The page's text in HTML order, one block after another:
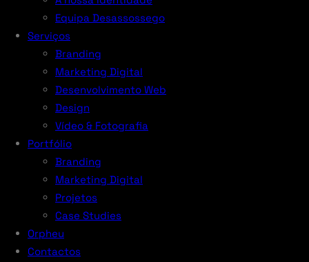
Equipa Desassossego
Serviços
Branding
Marketing Digital
Desenvolvimento Web
Design
Vídeo & Fotografia
Portfólio
Branding
Marketing Digital
Projetos
Case Studies
Orpheu
Contactos